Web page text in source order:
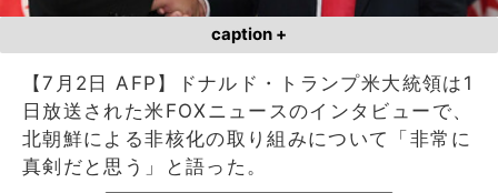
caption +
【7月2日 AFP】ドナルド・トランプ米大統領は1
日放送された米FOXニュースのインタビューで、
北朝鮮による非核化の取り組みについて「非常に
真剣だと思う」と語った。